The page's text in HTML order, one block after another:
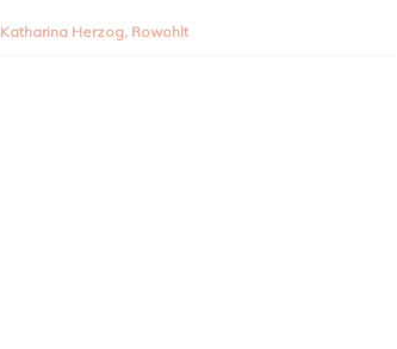
Katharina Herzog, Rowohlt